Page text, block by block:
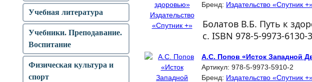
Бренд: Издательство «Спутник
Болатов В.Б. Путь к
с. ISBN 978-5-9973-6130-
А.С. Попов «Исток Западной
Артикул: 978-5-9973-5910-2
Бренд: Издательство «Спутник
Учебная литература
Учебники. Преподавание.
Воспитание
Физическая культура и
спорт